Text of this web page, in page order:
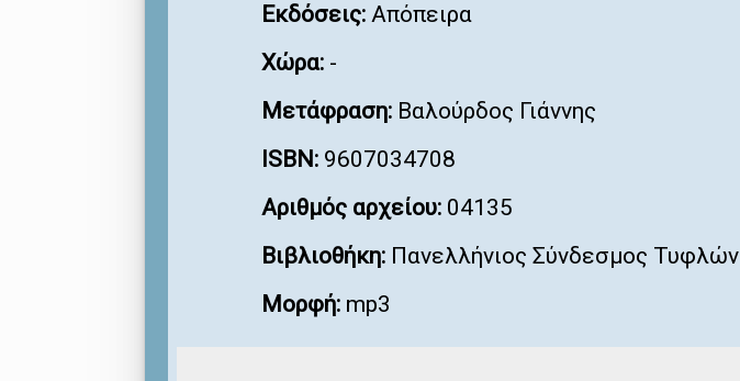
Εκδόσεις: Απόπειρα
Χώρα: -
Μετάφραση: Βαλούρδος Γιάννης
ISBN: 9607034708
Αριθμός αρχείου: 04135
Βιβλιοθήκη: Πανελλήνιος Σύνδεσμος Τυφλών
Μορφή: mp3